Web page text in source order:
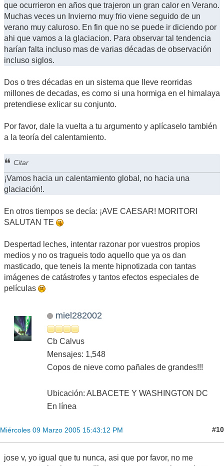
que ocurrieron en años que trajeron un gran calor en Verano.
Muchas veces un Invierno muy frio viene seguido de un
verano muy caluroso. En fin que no se puede ir diciendo por
ahi que vamos a la glaciacion. Para observar tal tendencia
harían falta incluso mas de varias décadas de observación
incluso siglos.
Dos o tres décadas en un sistema que lleve reorridas
millones de decadas, es como si una hormiga en el himalaya
pretendiese exlicar su conjunto.
Por favor, dale la vuelta a tu argumento y aplícaselo también
a la teoría del calentamiento.
Citar
¡Vamos hacia un calentamiento global, no hacia una
glaciación!.
En otros tiempos se decía: ¡AVE CAESAR! MORITORI
SALUTAN TE
Despertad leches, intentar razonar por vuestros propios
medios y no os tragueis todo aquello que ya os dan
masticado, que teneis la mente hipnotizada con tantas
imágenes de catástrofes y tantos efectos especiales de
películas
miel282002
Cb Calvus
Mensajes: 1,548
Copos de nieve como pañales de grandes!!!
Ubicación: ALBACETE Y WASHINGTON DC
En línea
Miércoles 09 Marzo 2005 15:43:12 PM #10
jose v, yo igual que tu nunca, asi que por favor, no me